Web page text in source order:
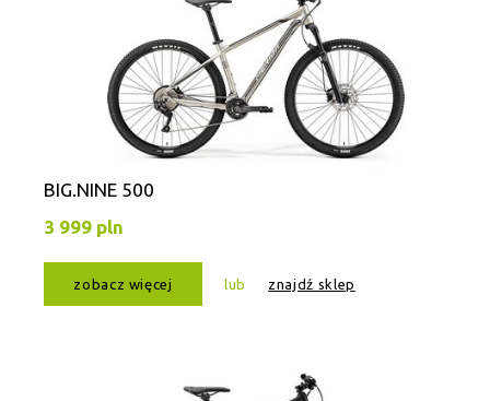
BIG.NINE 500
3 999 pln
zobacz więcej lub znajdź sklep